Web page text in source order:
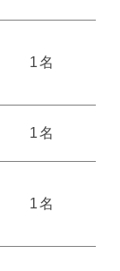
1名
1名
1名